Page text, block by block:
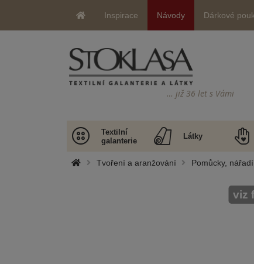
Inspirace Návody Dárkové
… již 36 let s Vámi
Textilní
galanterie
Látky
Tvoření a aranžování Pomůcky,
viz